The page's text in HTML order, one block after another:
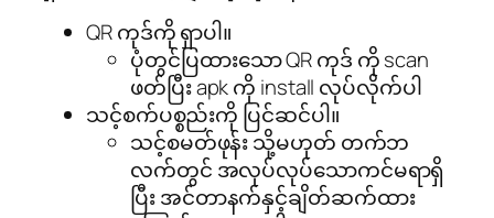
QR ကုဒ်ကို ရှာပါ။
ပုံတွင်ပြထားသော QR ကုဒ် ကို scan
ဖတ်ပြီး apk ကို install လုပ်လိုက်ပါ
သင့်စက်ပစ္စည်းကို ပြင်ဆင်ပါ။
သင့်စမတ်ဖုန်း သို့မဟုတ် တက်ဘ
လက်တွင် အလုပ်လုပ်သောကင်မရာရှိ
ပြီး အင်တာနက်နှင့်ချိတ်ဆက်ထား